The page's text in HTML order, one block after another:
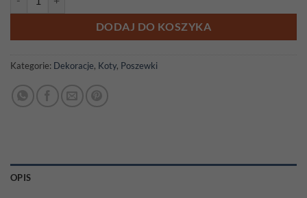
DODAJ DO KOSZYKA
Kategorie: Dekoracje, Koty, Poszewki
OPIS